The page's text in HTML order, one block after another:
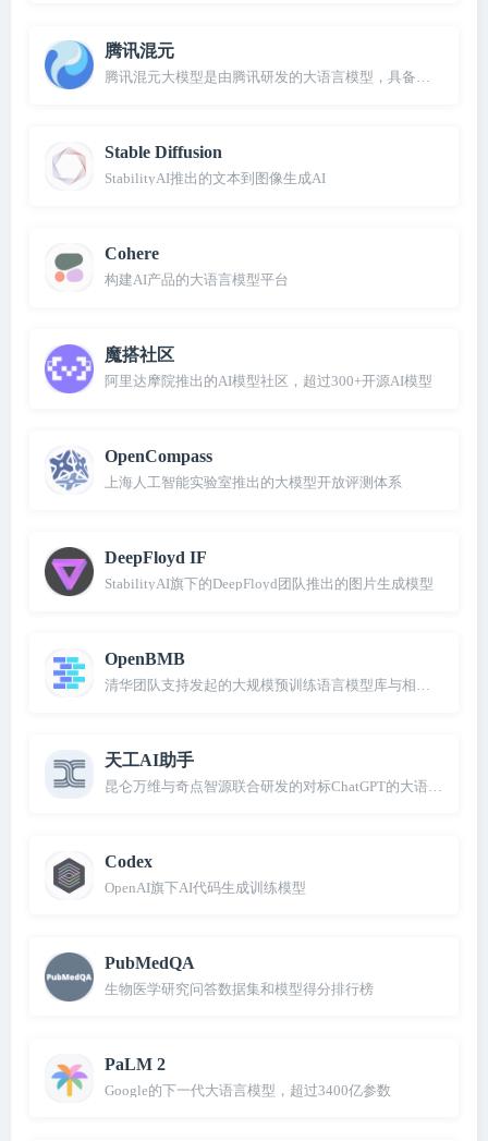
腾讯混元
腾讯混元大模型是由腾讯研发的大语言模型，具备跨领域知
Stable Diffusion
StabilityAI推出的文本到图像生成AI
Cohere
构建AI产品的大语言模型平台
魔搭社区
阿里达摩院推出的AI模型社区，超过300+开源AI模型
OpenCompass
上海人工智能实验室推出的大模型开放评测体系
DeepFloyd IF
StabilityAI旗下的DeepFloyd团队推出的图片生成模型
OpenBMB
清华团队支持发起的大规模预训练语言模型库与相关工具
天工AI助手
昆仑万维与奇点智源联合研发的对标ChatGPT的大语言模型
Codex
OpenAI旗下AI代码生成训练模型
PubMedQA
生物医学研究问答数据集和模型得分排行榜
PaLM 2
Google的下一代大语言模型，超过3400亿参数